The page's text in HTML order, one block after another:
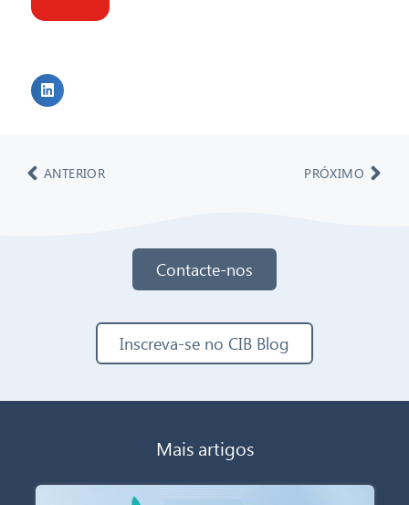
ANTERIOR PRÓXIMO
Contacte-nos
Inscreva-se no CIB Blog
Mais artigos